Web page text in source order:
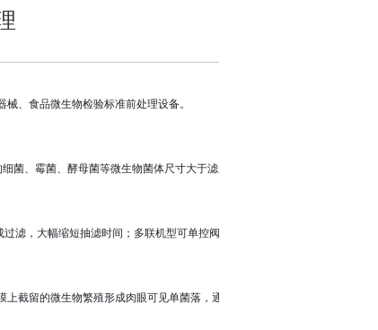
、食品微生物检验标准前处理设备。
、霉菌、酵母菌等微生物菌体尺寸大于滤膜孔径，被截留在滤膜表
滤，大幅缩短抽滤时间；多联机型可单控阀门，独立启停单通道，样品
截留的微生物繁殖形成肉眼可见单菌落，通过计数菌落数量，换算出原